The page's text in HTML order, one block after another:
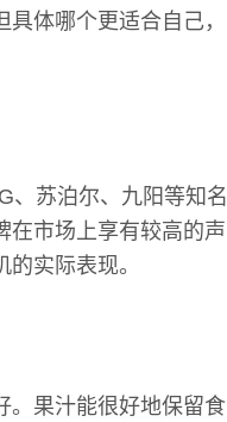
体哪个更适合自己，
、苏泊尔、九阳等知名
在市场上享有较高的声
实际表现。
。果汁能很好地保留食